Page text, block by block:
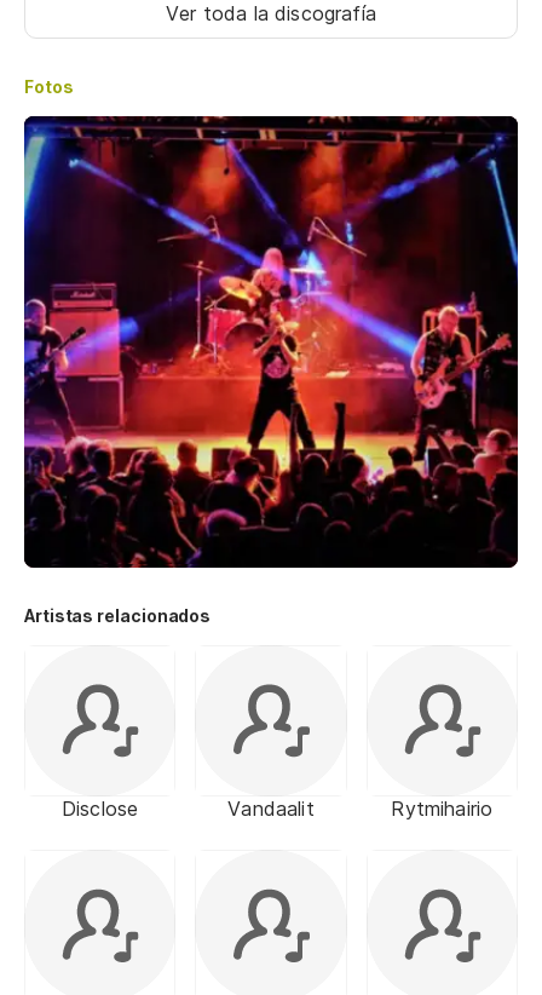
Ver toda la discografía
Fotos
Artistas relacionados
Disclose Vandaalit Rytmihairio